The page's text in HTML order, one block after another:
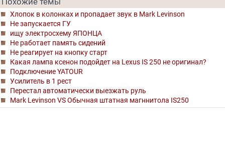
Хлопок в колонках и пропадает звук в Mark Levinson
Не запускается ГУ
ищу электросхему ЯПОНЦА
Не работает память сидений
Не реагирует на кнопку старт
Какая лампа ксенон подойдет на Lexus IS 250 не оригинал?
Подключение YATOUR
Усилитель в 1 рест
Перестал автоматически выезжать руль
Mark Levinson VS Обычная штатная магннитола IS250